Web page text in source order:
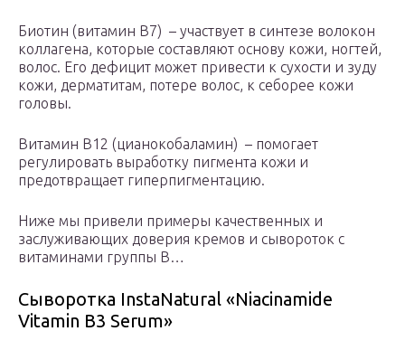
Биотин (витамин B7) – участвует в синтезе волокон
коллагена, которые составляют основу кожи, ногтей,
волос. Его дефицит может привести к сухости и зуду
кожи, дерматитам, потере волос, к себорее кожи
головы.
Витамин B12 (цианокобаламин) – помогает
регулировать выработку пигмента кожи и
предотвращает гиперпигментацию.
Ниже мы привели примеры качественных и
заслуживающих доверия кремов и сывороток с
витаминами группы B…
Сыворотка InstaNatural «Niacinamide
Vitamin B3 Serum»